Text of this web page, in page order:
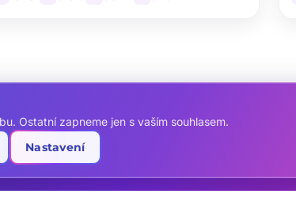
ještě dnes.
Ostatní zapneme jen s vaším souhlasem.
Nastavení